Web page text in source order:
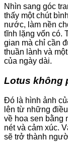
Nhìn sang góc
thấy một chút
nước, làm nền
tĩnh lặng vốn có.
gian mà chỉ cần
thuần lành và
của ngày dài.
Lotus không
Đó là hình ảnh
lên từ những
về hoa sen bằng
nét và cảm xúc.
sẽ trở thành